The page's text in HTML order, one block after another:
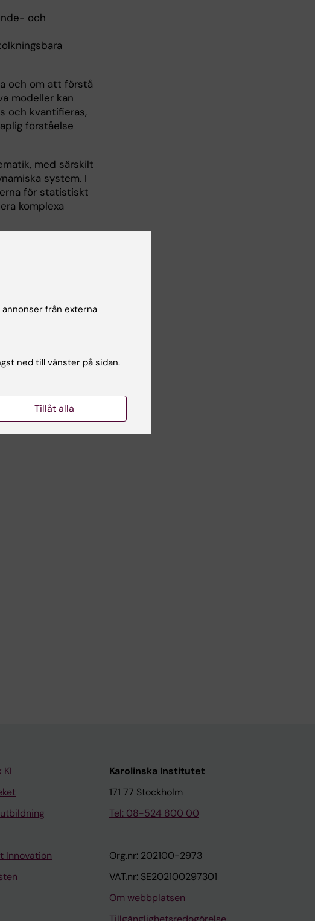
och
och om att förstå
modeller kan
och kvantifieras,
förståelse
med särskilt
system. I
för statistiskt
komplexa
och
KI
Innovation
Karolinska Institutet
171 77 Stockholm
Tel: 08-524 800 00
Org.nr: 202100-2973
VAT.nr: SE202100297301
Om webbplatsen
från externa
ned till vänster på sidan.
Tillåt alla